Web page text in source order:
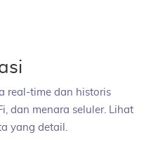
real-time dan historis
dan menara seluler. Lihat
yang detail.